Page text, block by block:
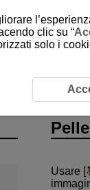
Usare [
clic su “
solo i